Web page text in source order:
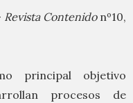
Revista Contenidonº10,
principal objetivo
procesos de